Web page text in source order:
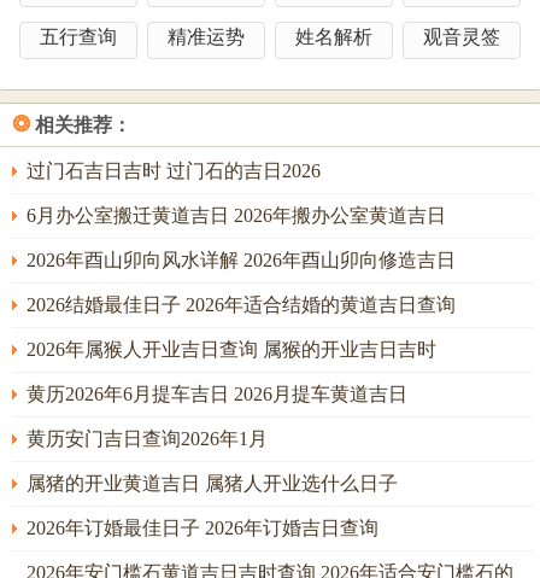
火，则更助火势，形成恶性循环。故修造之时内部装修宜多
水，水克火之连环相生相制之法，重塑宅内五行生态。
干支互动方面年支午与日支、月支若有子。则成子午冲，若
修造之期恰逢子日，则为太岁当头坐，无喜恐有祸，万不可
用之。若有丑，则午丑相害，主小人暗算，合作破财，若有
酉，则午酉相破，主琐事纷争，工程反复。若有寅，则寅午
强酉山自身之金气，使其足以抗衡太岁之火，方可转危为
安，化煞为权。
风水调理之路，贵在顺势而为，借力打力；面对2026年火局
当令之势，硬性以金抗火，不若以水通关。故在酉山卯向之
五行查询 精准运势 姓名解析 观音灵签
❂ 相关推荐：
过门石吉日吉时 过门石的吉日2026
6月办公室搬迁黄道吉日 2026年搬办公室黄道吉日
2026年酉山卯向风水详解 2026年酉山卯向修造吉日
2026结婚最佳日子 2026年适合结婚的黄道吉日查询
2026年属猴人开业吉日查询 属猴的开业吉日吉时
黄历2026年6月提车吉日 2026月提车黄道吉日
黄历安门吉日查询2026年1月
属猪的开业黄道吉日 属猪人开业选什么日子
2026年订婚最佳日子 2026年订婚吉日查询
2026年安门槛石黄道吉日吉时查询 2026年适合安门槛石的